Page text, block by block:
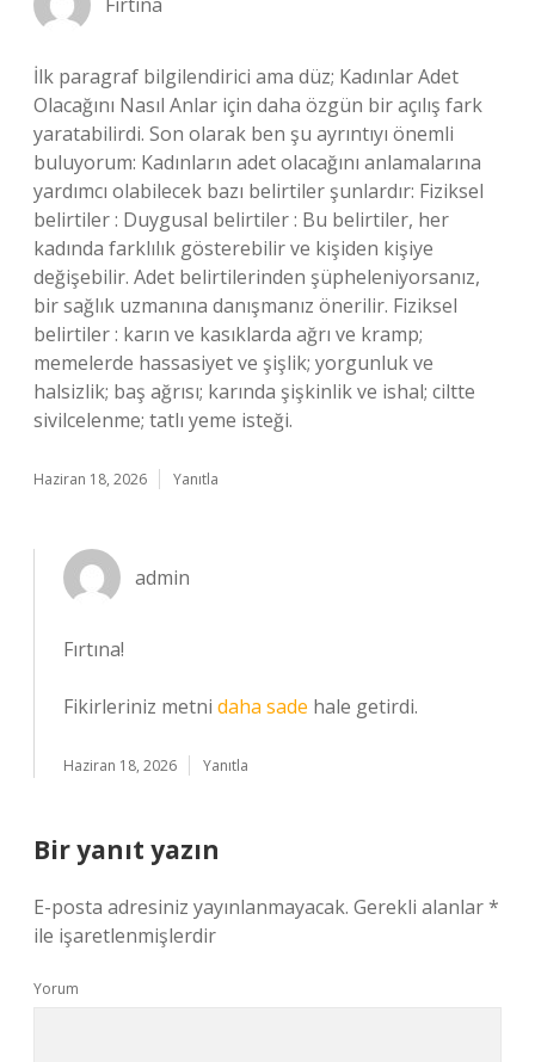
İlk paragraf bilgilendirici ama düz; Kadınlar Adet
Olacağını Nasıl Anlar için daha özgün bir açılış fark
yaratabilirdi. Son olarak ben şu ayrıntıyı önemli
buluyorum: Kadınların adet olacağını anlamalarına
yardımcı olabilecek bazı belirtiler şunlardır: Fiziksel
belirtiler : Duygusal belirtiler : Bu belirtiler, her
kadında farklılık gösterebilir ve kişiden kişiye
değişebilir. Adet belirtilerinden şüpheleniyorsanız,
bir sağlık uzmanına danışmanız önerilir. Fiziksel
belirtiler : karın ve kasıklarda ağrı ve kramp;
memelerde hassasiyet ve şişlik; yorgunluk ve
halsizlik; baş ağrısı; karında şişkinlik ve ishal; ciltte
sivilcelenme; tatlı yeme isteği.
Haziran 18, 2026 Yanıtla
admin
Fırtına!
Fikirleriniz metni daha sade hale getirdi.
Haziran 18, 2026 Yanıtla
Bir yanıt yazın
E-posta adresiniz yayınlanmayacak. Gerekli alanlar*
ile işaretlenmişlerdir
Yorum